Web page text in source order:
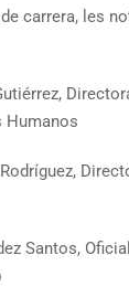
carrera, les
Humanos
Santos,